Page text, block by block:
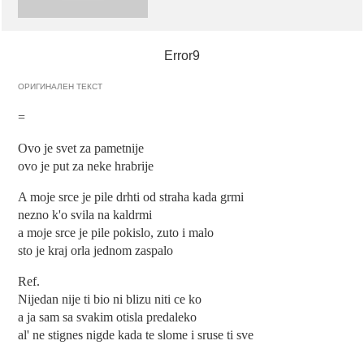
Error9
ОРИГИНАЛЕН ТЕКСТ
=
Ovo je svet za pametnije
ovo je put za neke hrabrije
A moje srce je pile drhti od straha kada grmi
nezno k'o svila na kaldrmi
a moje srce je pile pokislo, zuto i malo
sto je kraj orla jednom zaspalo
Ref.
Nijedan nije ti bio ni blizu niti ce ko
a ja sam sa svakim otisla predaleko
al' ne stignes nigde kada te slome i sruse ti sve